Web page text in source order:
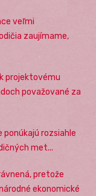
veľmi
zaujímame,
projektovému
považované za
rozsiahle
met...
pretože
ekonomické